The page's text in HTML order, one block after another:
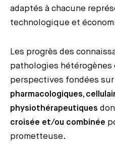
adaptés à chacune
technologique et
Les progrès des
pathologies hétérogènes
perspectives fondées sur
pharmacologiques,
physiothérapeutiques
croisée et/ou combinée
prometteuse.